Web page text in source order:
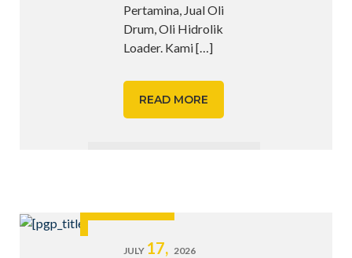
Pertamina, Jual Oli
Drum, Oli Hidrolik
Loader. Kami[…]
READ MORE
JULY 17, 2026